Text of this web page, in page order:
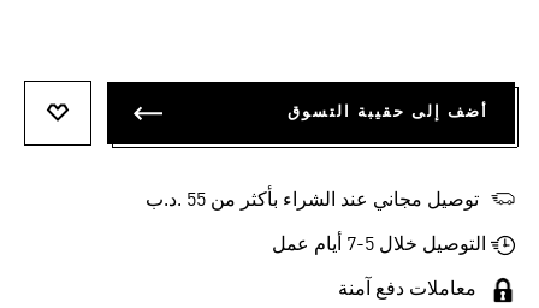
أضف إلى حقيبة التسوق
توصيل مجاني عند الشراء بأكثر من 55 .د.ب‎
التوصيل خلال 5-7 أيام عمل
معاملات دفع آمنة